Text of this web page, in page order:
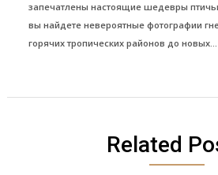
запечатлены настоящие шедевры
вы найдете невероятные фотографии
горячих тропических районов до новых...
Related